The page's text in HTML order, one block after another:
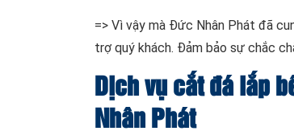
=> Vì vậy mà Đức Nhân Phát đã
trợ quý khách. Đảm bảo sự chắc
Dịch vụ cắt đá lắp
Nhân Phát